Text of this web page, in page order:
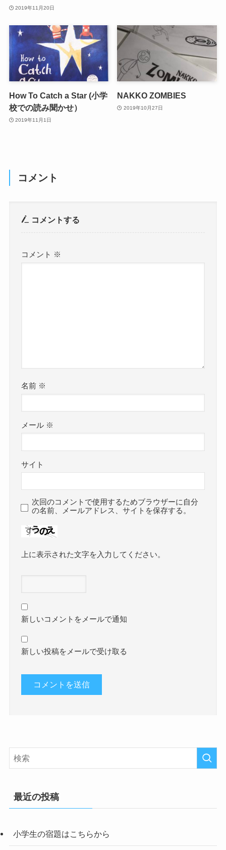
2019年11月20日
How To Catch a Star (小学
校での読み聞かせ）
2019年11月1日
NAKKO ZOMBIES
2019年10月27日
コメント
コメントする
コメント ※
名前 ※
メール ※
サイト
次回のコメントで使用するためブラウザーに自分
の名前、メールアドレス、サイトを保存する。
上に表示された文字を入力してください。
新しいコメントをメールで通知
新しい投稿をメールで受け取る
最近の投稿
小学生の宿題はこちらから